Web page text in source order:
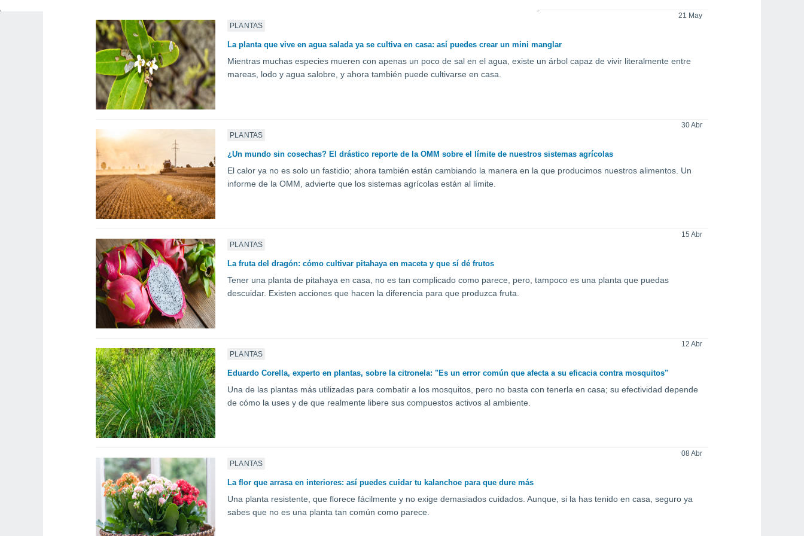
PLANTAS
21 May
La planta que vive en agua salada ya se cultiva en casa: así puedes crear un mini manglar
Mientras muchas especies mueren con apenas un poco de sal en el agua, existe un árbol capaz de vivir literalmente entre
mareas, lodo y agua salobre, y ahora también puede cultivarse en casa.
PLANTAS
30 Abr
¿Un mundo sin cosechas? El drástico reporte de la OMM sobre el límite de nuestros sistemas agrícolas
El calor ya no es solo un fastidio; ahora también están cambiando la manera en la que producimos nuestros alimentos. Un
informe de la OMM, advierte que los sistemas agrícolas están al límite.
PLANTAS
15 Abr
La fruta del dragón: cómo cultivar pitahaya en maceta y que sí dé frutos
Tener una planta de pitahaya en casa, no es tan complicado como parece, pero, tampoco es una planta que puedas
descuidar. Existen acciones que hacen la diferencia para que produzca fruta.
PLANTAS
12 Abr
Eduardo Corella, experto en plantas, sobre la citronela: "Es un error común que afecta a su eficacia contra mosquitos"
Una de las plantas más utilizadas para combatir a los mosquitos, pero no basta con tenerla en casa; su efectividad depende
de cómo la uses y de que realmente libere sus compuestos activos al ambiente.
PLANTAS
08 Abr
La flor que arrasa en interiores: así puedes cuidar tu kalanchoe para que dure más
Una planta resistente, que florece fácilmente y no exige demasiados cuidados. Aunque, si la has tenido en casa, seguro ya
sabes que no es una planta tan común como parece.